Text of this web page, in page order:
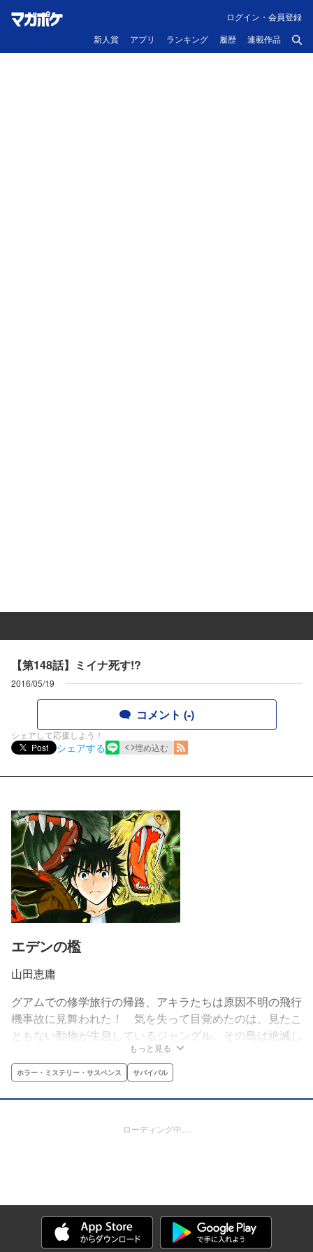
新人賞 アプリ ランキング 履歴 連載作品
ログイン・会員登録
【第148話】ミイナ死す!?
2016/05/19
コメント (-)
シェアして応援しよう！
Post
シェアする 埋め込む
エデンの檻
山田恵庸
グアムでの修学旅行の帰路、アキラたちは原因不明の飛行
機事故に見舞われた！ 気を失って目覚めたのは、見たこ
ともない動物が生息しているジャングル。その島は絶滅し
たはずの動物が闊歩し、しかも島自体が地図に存在しない
島だった。襲いかかる猛獣たち。非日常の緊張からパニッ
クを起こすクラスメイト。謎だらけのジャングルで“生き
残り”が始まる！
もっと見る
ホラー・ミステリー・サスペンス サバイバル
ローディング中…